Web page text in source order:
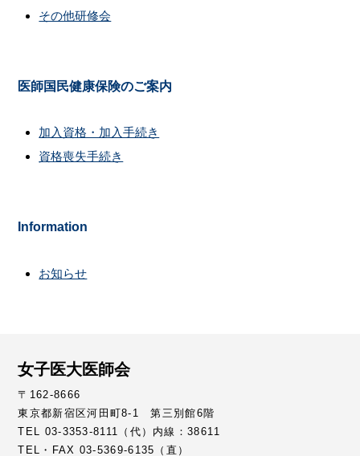
その他研修会
医師国民健康保険のご案内
加入資格・加入手続き
資格喪失手続き
Information
お知らせ
女子医大医師会
〒162-8666
東京都新宿区河田町8-1 第三別館6階
TEL 03-3353-8111（代）内線：38611
TEL・FAX 03-5369-6135（直）